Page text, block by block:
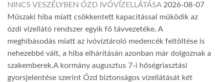
NINCS VESZÉLYBEN ÓZD IVÓVÍZELLÁTÁSA 2026-08-07
Műszaki hiba miatt csökkentett kapacitással működik az
ózdi vízellátó rendszer egyik fő távvezetéke. A
meghibásodás miatt az ivóvíztároló medencék feltöltése is
nehezebbé vált, a hiba elhárításán azonban már dolgoznak a
szakemberek.A kormány augusztus 7-i hőségriasztási
gyorsjelentése szerint Ózd biztonságos vízellátását két